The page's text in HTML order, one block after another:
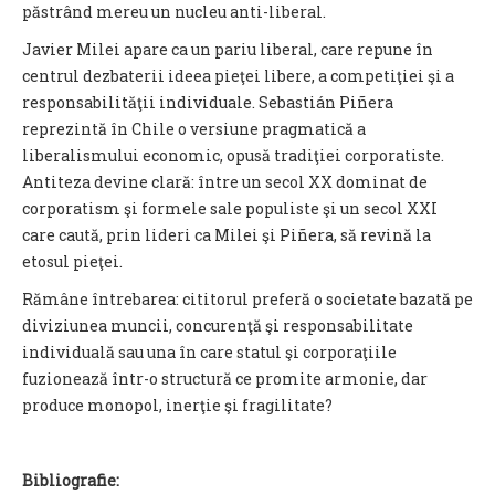
păstrând mereu un nucleu anti-liberal.
Javier Milei apare ca un pariu liberal, care repune în
centrul dezbaterii ideea pieţei libere, a competiţiei şi a
responsabilităţii individuale. Sebastián Piñera
reprezintă în Chile o versiune pragmatică a
liberalismului economic, opusă tradiţiei corporatiste.
Antiteza devine clară: între un secol XX dominat de
corporatism şi formele sale populiste şi un secol XXI
care caută, prin lideri ca Milei şi Piñera, să revină la
etosul pieţei.
Rămâne întrebarea: cititorul preferă o societate bazată pe
diviziunea muncii, concurenţă şi responsabilitate
individuală sau una în care statul şi corporaţiile
fuzionează într-o structură ce promite armonie, dar
produce monopol, inerţie şi fragilitate?
Bibliografie: